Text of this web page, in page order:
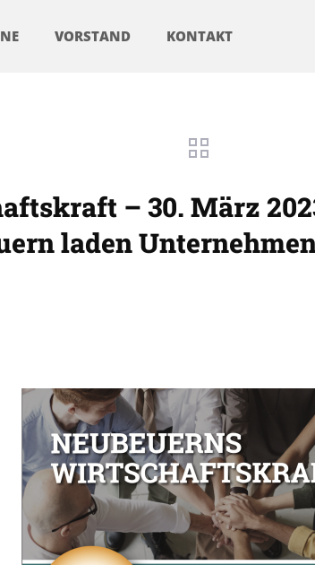
VORSTAND KONTAKT
– 30. März
laden